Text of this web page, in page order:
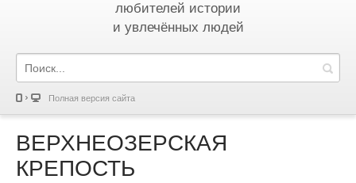
любителей истории
и увлечённых людей
Полная версия сайта
ВЕРХНЕОЗЕРСКАЯ
КРЕПОСТЬ